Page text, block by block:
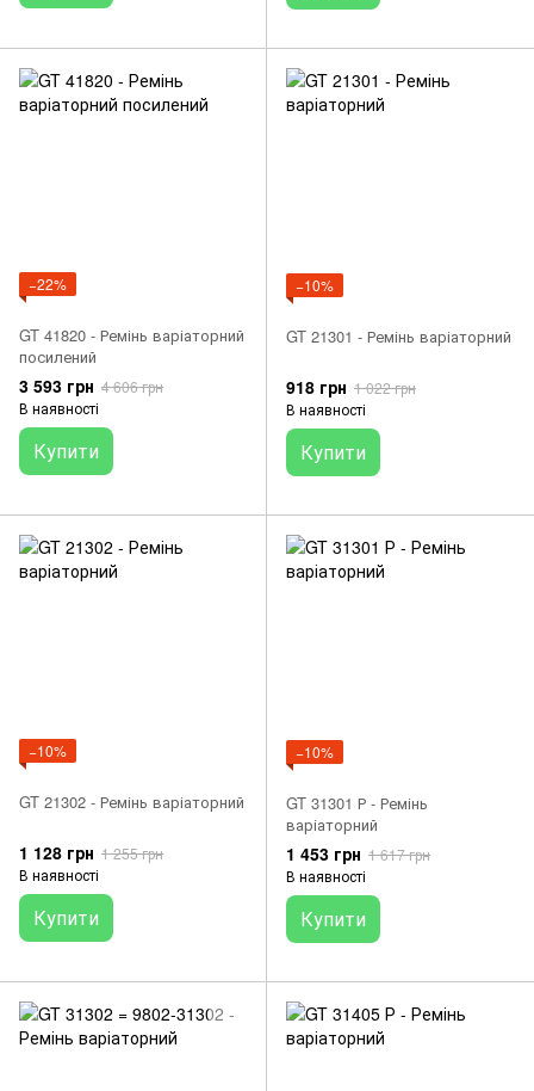
−22%
GT 41820 - Ремінь варіаторний
посилений
3 593 грн 4 606 грн
В наявності
Купити
−10%
GT 21301 - Ремінь варіаторний
918 грн 1 022 грн
В наявності
Купити
−10%
GT 21302 - Ремінь варіаторний
1 128 грн 1 255 грн
В наявності
Купити
−10%
GT 31301 Р - Ремінь
варіаторний
1 453 грн 1 617 грн
В наявності
Купити